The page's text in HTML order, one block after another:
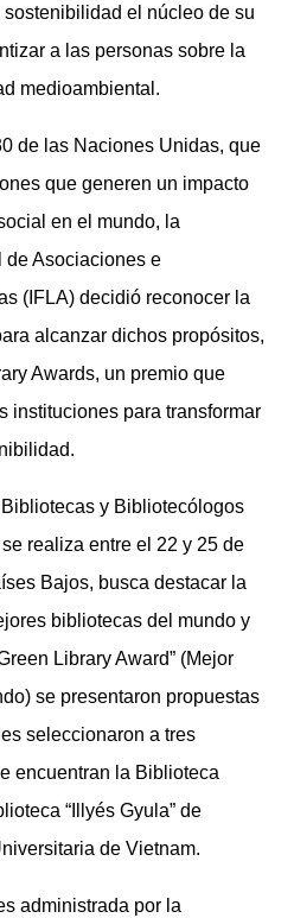
el núcleo de su
a las personas sobre la
medioambiental.
de las Naciones Unidas, que
que generen un impacto
en el mundo, la
de Asociaciones e
(IFLA) decidió reconocer la
alcanzar dichos propósitos,
Awards, un premio que
instituciones para transformar
y Bibliotecólogos
realiza entre el 22 y 25 de
Bajos, busca destacar la
bibliotecas del mundo y
Library Award” (Mejor
se presentaron propuestas
seleccionaron a tres
encuentran la Biblioteca
“Illyés Gyula” de
de Vietnam.
administrada por la